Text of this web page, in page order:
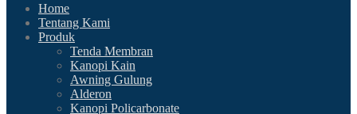
Home
Tentang Kami
Produk
Tenda Membran
Kanopi Kain
Awning Gulung
Alderon
Kanopi Policarbonate